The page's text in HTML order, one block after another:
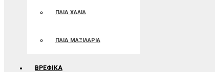
ΠΑΙΔ ΧΑΛΙΑ
ΠΑΙΔ ΜΑΞΙΛΑΡΙΑ
ΒΡΕΦΙΚΑ